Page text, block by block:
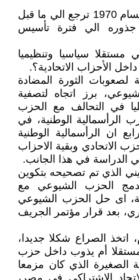
كما اشرنا سابقا أن جذور انقسام 1970 ترجع الي ما قبل
ترجع جذوره الي فترة تأسيس
سياسيا وتنظيميا
الأحزاب الاتحادية؟.
ونتيجة لصعوبات الثورة المضادة
برز اتجاه لتصفية
في التحالف مع الحزب
الرأسمالية الوطنية، في
ان الرأسمالية الوطنية
الاتحادي وبقية الاحزاب
الدراسة في هذا الجانب.
الذي تم تصحيحه بتكوين
الحزب الشيوعي مع
اى حل الحزب الشيوعي
بعد قرار مؤتمر الجريف
انقلاب 25/مايو/1969م، اتخذ الصراع شكلا جديدا،
أم يذوب داخل حزب
الصغيرة الذي كان مزمعا